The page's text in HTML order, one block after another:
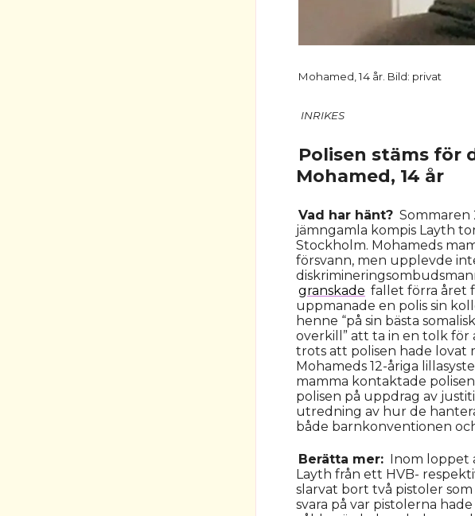
Mohamed, 14 år. Bild: privat
INRIKES
Polisen stäms
Mohamed, 14 år
Vad har hänt? Sommaren
jämngamla kompis Layth
Stockholm. Mohameds
försvann, men upplevde
granskade fallet förra året
uppmanade en polis sin
henne “på sin bästa
overkill” att ta in en tolk
trots att polisen hade lovat
Mohameds 12-åriga
mamma kontaktade
polisen på uppdrag av
utredning av hur de
både barnkonventionen
Berätta mer:
Inom loppet
Layth från ett HVB-
slarvat bort två pistoler
svara på var pistolerna